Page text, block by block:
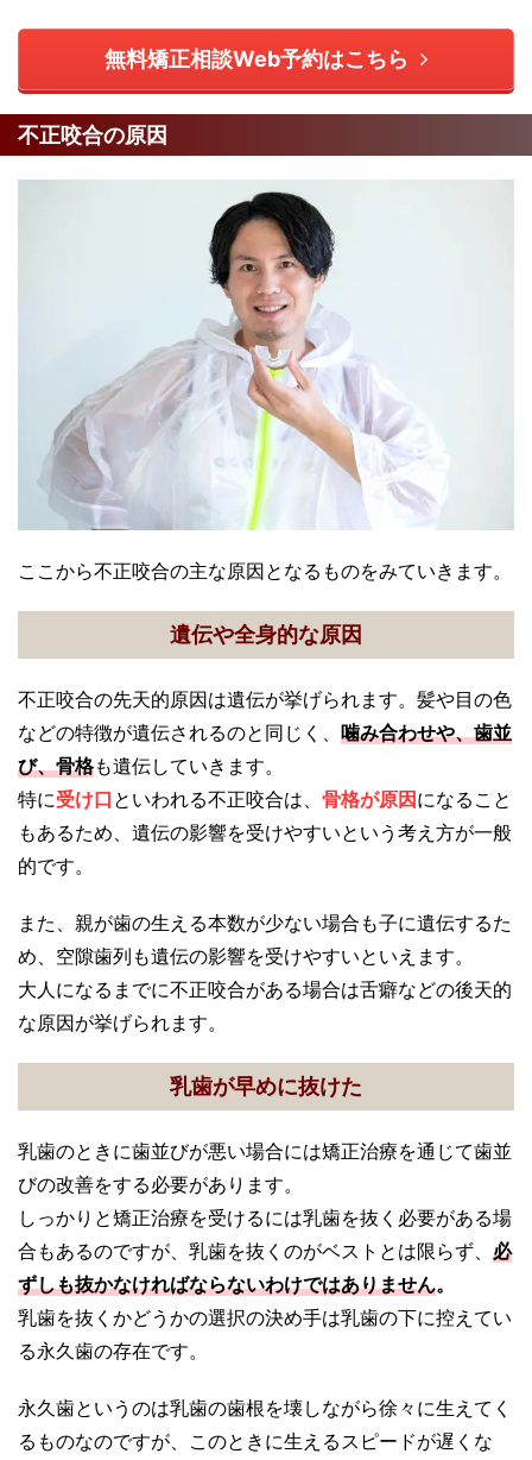
無料矯正相談Web予約はこちら
不正咬合の原因
ここから不正咬合の主な原因となるものをみていきます。
遺伝や全身的な原因
不正咬合の先天的原因は遺伝が挙げられます。髪や目の色
などの特徴が遺伝されるのと同じく、 噛み合わせや、歯並
び、骨格も遺伝していきます。
特に受け口 といわれる不正咬合は、 骨格が原因になること
もあるため、遺伝の影響を受けやすいという考え方が一般
的です。
また、親が歯の生える本数が少ない場合も子に遺伝するた
め、空隙歯列も遺伝の影響を受けやすいといえます。
大人になるまでに不正咬合がある場合は舌癖などの後天的
な原因が挙げられます。
乳歯が早めに抜けた
乳歯のときに歯並びが悪い場合には矯正治療を通じて歯並
びの改善をする必要があります。
しっかりと矯正治療を受けるには乳歯を抜く必要がある場
合もあるのですが、乳歯を抜くのがベストとは限らず、 必
ずしも抜かなければならないわけではありません。
乳歯を抜くかどうかの選択の決め手は乳歯の下に控えてい
る永久歯の存在です。
永久歯というのは乳歯の歯根を壊しながら徐々に生えてく
るものなのですが、このときに生えるスピードが遅くな